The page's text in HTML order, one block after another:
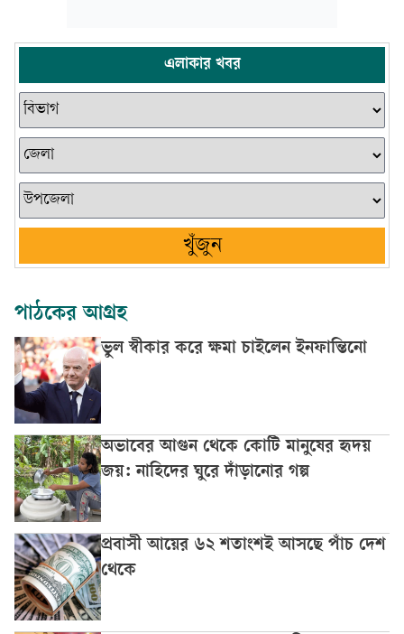
এলাকার খবর
খুঁজুন
পাঠকের আগ্রহ
ভুল স্বীকার করে ক্ষমা চাইলেন ইনফান্তিনো
অভাবের আগুন থেকে কোটি মানুষের হৃদয়
জয়: নাহিদের ঘুরে দাঁড়ানোর গল্প
প্রবাসী আয়ের ৬২ শতাংশই আসছে পাঁচ দেশ
থেকে